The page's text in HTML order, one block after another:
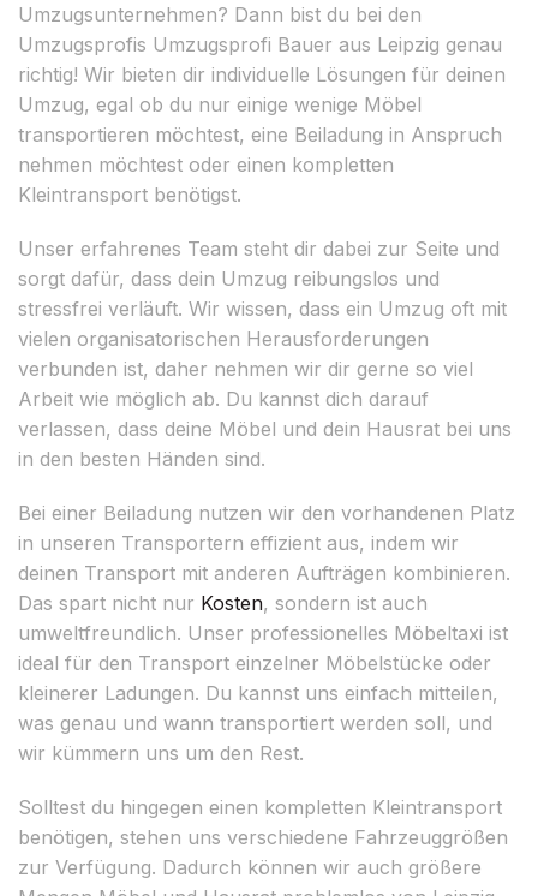
Umzugsunternehmen? Dann bist du bei den
Umzugsprofis Umzugsprofi Bauer aus Leipzig genau
richtig! Wir bieten dir individuelle Lösungen für deinen
Umzug, egal ob du nur einige wenige Möbel
transportieren möchtest, eine Beiladung in Anspruch
nehmen möchtest oder einen kompletten
Kleintransport benötigst.
Unser erfahrenes Team steht dir dabei zur Seite und
sorgt dafür, dass dein Umzug reibungslos und
stressfrei verläuft. Wir wissen, dass ein Umzug oft mit
vielen organisatorischen Herausforderungen
verbunden ist, daher nehmen wir dir gerne so viel
Arbeit wie möglich ab. Du kannst dich darauf
verlassen, dass deine Möbel und dein Hausrat bei uns
in den besten Händen sind.
Bei einer Beiladung nutzen wir den vorhandenen Platz
in unseren Transportern effizient aus, indem wir
deinen Transport mit anderen Aufträgen kombinieren.
Das spart nicht nur Kosten, sondern ist auch
umweltfreundlich. Unser professionelles Möbeltaxi ist
ideal für den Transport einzelner Möbelstücke oder
kleinerer Ladungen. Du kannst uns einfach mitteilen,
was genau und wann transportiert werden soll, und
wir kümmern uns um den Rest.
Solltest du hingegen einen kompletten Kleintransport
benötigen, stehen uns verschiedene Fahrzeuggrößen
zur Verfügung. Dadurch können wir auch größere